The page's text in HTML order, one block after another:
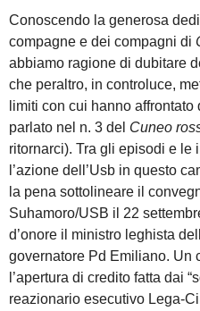
Conoscendo la generosa
compagne e dei compagni di
abbiamo ragione di dubitare
che peraltro, in controluce,
limiti con cui hanno
parlato nel n. 3 del Cuneo
ritornarci). Tra gli episodi e le
l’azione dell’Usb in questo
la pena sottolineare il
Suhamoro/USB il 22
d’onore il ministro leghista
governatore Pd Emiliano. Un
l’apertura di credito fatta dai
reazionario esecutivo Lega-